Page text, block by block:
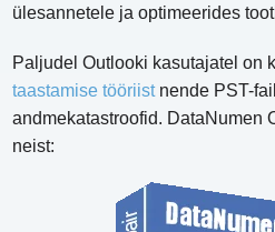
ülesannetele ja optimeerides
Paljudel Outlooki kasutajatel on
taastamise tööriistnende PST-
andmekatastroofid. DataNumen
neist: